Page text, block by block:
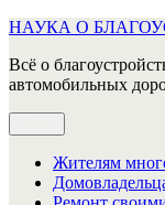
Перейти
содержимому
НАУКА О
Всё о
автомобильных
Жителям